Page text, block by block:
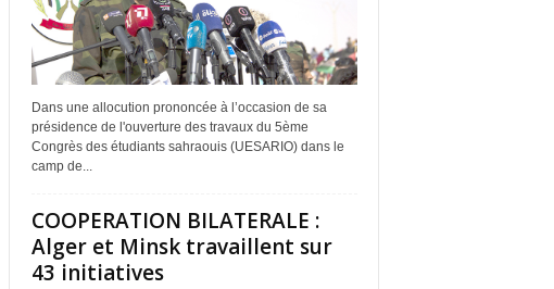
Dans une allocution prononcée à l’occasion de sa
présidence de l'ouverture des travaux du 5ème
Congrès des étudiants sahraouis (UESARIO) dans le
camp de...
COOPERATION BILATERALE :
Alger et Minsk travaillent sur
43 initiatives